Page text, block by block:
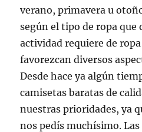
verano, primavera u
según el tipo de ropa que
actividad requiere de ropa
favorezcan diversos
Desde hace ya algún
camisetas baratas de
nuestras prioridades, ya
nos pedís muchísimo. Las